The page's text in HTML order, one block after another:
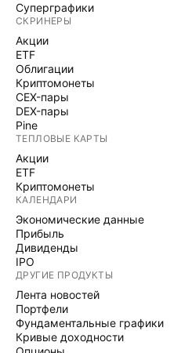
Суперграфики
СКРИНЕРЫ
Акции
ETF
Облигации
Криптомонеты
CEX-пары
DEX-пары
Pine
ТЕПЛОВЫЕ КАРТЫ
Акции
ETF
Криптомонеты
КАЛЕНДАРИ
Экономические данные
Прибыль
Дивиденды
IPO
ДРУГИЕ ПРОДУКТЫ
Лента новостей
Портфели
Фундаментальные графики
Кривые доходности